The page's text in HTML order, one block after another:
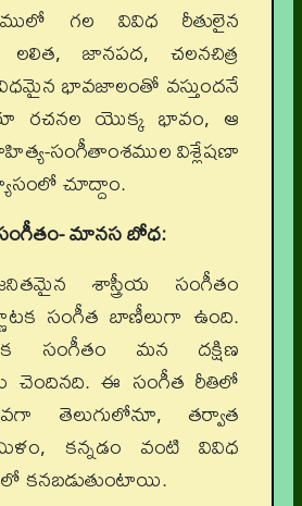
గల వివిధ రీతులైన
లలిత, జానపద, చలనచిత్ర
భావజాలంతో వస్తుందనే
రచనల యొక్క భావం, ఆ
సంగీతాంశముల విశ్లేషణా
చూద్దాం.
సంగీతం- మానస బోధ:
శాస్త్రీయ సంగీతం
సంగీత బాణీలుగా ఉంది.
సంగీతం మన దక్షిణ
చెందినది. ఈ సంగీత రీతిలో
తెలుగులోనూ, తర్వాత
కన్నడం వంటి వివిధ
కనబడుతుంటాయి.